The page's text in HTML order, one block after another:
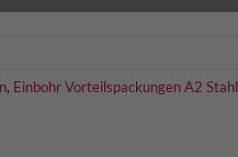
, Einbohr Vorteilspackungen A2 Stahl